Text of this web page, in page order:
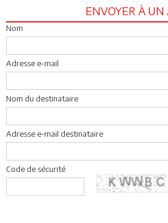
ENVOYER À UN
Nom
Adresse e-mail
Nom du destinataire
Adresse e-mail destinataire
Code de sécurité